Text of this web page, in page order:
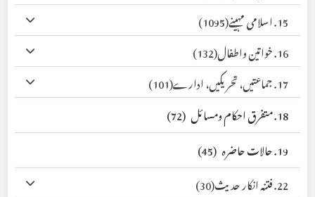
15. اسلامی مہینے
(1095)
16. خواتین واطفال
(132)
17. جماعتیں، تحریکیں، ادارے
(101)
18. متفرق احکام ومسائل
(72)
19. حالات حاضرہ
(45)
22. فتنہ انکار حدیث
(30)